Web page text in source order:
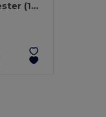
Safarihatt i 100 % polyester (160 g/m²)